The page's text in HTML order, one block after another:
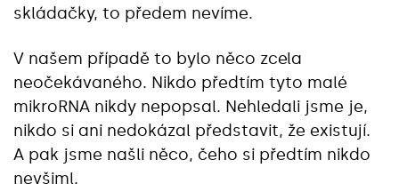
skládačky, to předem nevíme.
V našem případě to bylo něco zcela
neočekávaného. Nikdo předtím tyto malé
mikroRNA nikdy nepopsal. Nehledali jsme je,
nikdo si ani nedokázal představit, že existují.
A pak jsme našli něco, čeho si předtím nikdo
nevšiml.